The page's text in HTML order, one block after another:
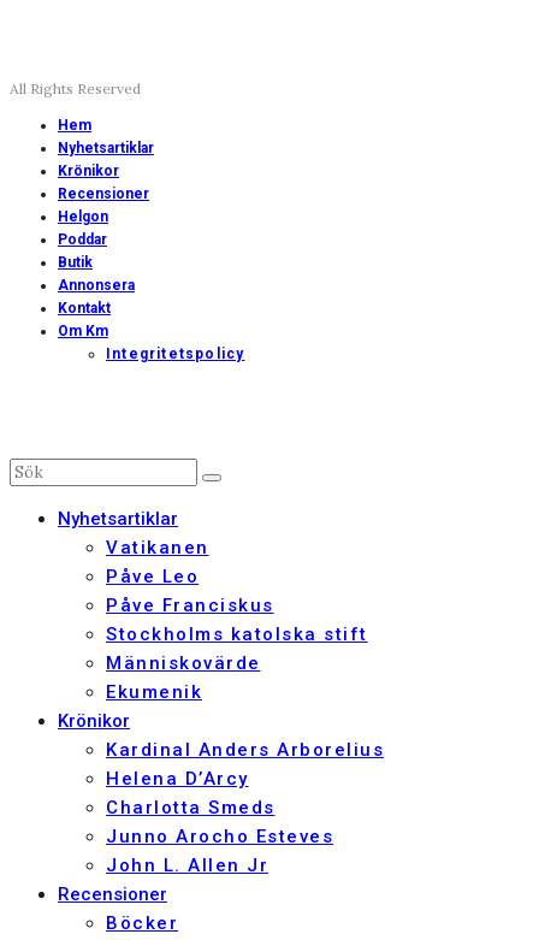
All Rights Reserved
Hem
Nyhetsartiklar
Krönikor
Recensioner
Helgon
Poddar
Butik
Annonsera
Kontakt
Om Km
Integritetspolicy
Nyhetsartiklar
Vatikanen
Påve Leo
Påve Franciskus
Stockholms katolska stift
Människovärde
Ekumenik
Krönikor
Kardinal Anders Arborelius
Helena D’Arcy
Charlotta Smeds
Junno Arocho Esteves
John L. Allen Jr
Recensioner
Böcker